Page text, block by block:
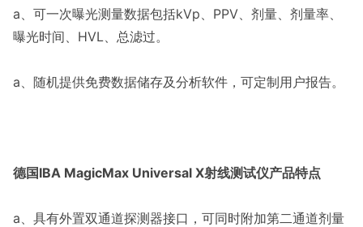
a、可一次曝光测量数据包括kVp、PPV、剂量、剂量率、
曝光时间、HVL、总滤过。
a、随机提供免费数据储存及分析软件，可定制用户报告。
德国IBA MagicMax Universal X射线测试仪产品特点
a、具有外置双通道探测器接口，可同时附加第二通道剂量